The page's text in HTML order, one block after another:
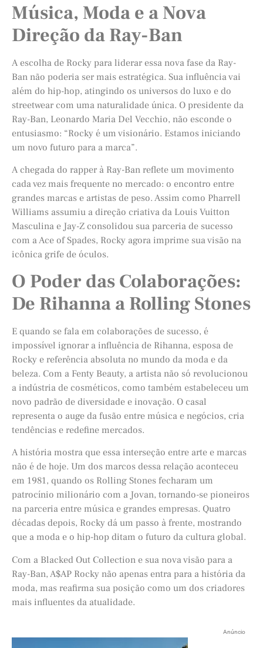
Música, Moda e a Nova
Direção da Ray-Ban
A escolha de Rocky para liderar essa nova fase da Ray-
Ban não poderia ser mais estratégica. Sua influência vai
além do hip-hop, atingindo os universos do luxo e do
streetwear com uma naturalidade única. O presidente da
Ray-Ban, Leonardo Maria Del Vecchio, não esconde o
entusiasmo: “Rocky é um visionário. Estamos iniciando
um novo futuro para a marca”.
A chegada do rapper à Ray-Ban reflete um movimento
cada vez mais frequente no mercado: o encontro entre
grandes marcas e artistas de peso. Assim como Pharrell
Williams assumiu a direção criativa da Louis Vuitton
Masculina e Jay-Z consolidou sua parceria de sucesso
com a Ace of Spades, Rocky agora imprime sua visão na
icônica grife de óculos.
O Poder das Colaborações:
De Rihanna a Rolling Stones
E quando se fala em colaborações de sucesso, é
impossível ignorar a influência de Rihanna, esposa de
Rocky e referência absoluta no mundo da moda e da
beleza. Com a Fenty Beauty, a artista não só revolucionou
a indústria de cosméticos, como também estabeleceu um
novo padrão de diversidade e inovação. O casal
representa o auge da fusão entre música e negócios, cria
tendências e redefine mercados.
A história mostra que essa interseção entre arte e marcas
não é de hoje. Um dos marcos dessa relação aconteceu
em 1981, quando os Rolling Stones fecharam um
patrocínio milionário com a Jovan, tornando-se pioneiros
na parceria entre música e grandes empresas. Quatro
décadas depois, Rocky dá um passo à frente, mostrando
que a moda e o hip-hop ditam o futuro da cultura global.
Com a Blacked Out Collection e sua nova visão para a
Ray-Ban, A$AP Rocky não apenas entra para a história da
moda, mas reafirma sua posição como um dos criadores
mais influentes da atualidade.
Anúncio